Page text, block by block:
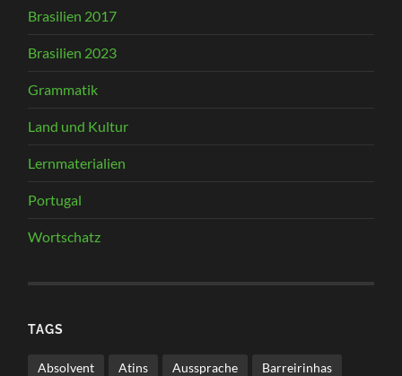
Brasilien 2017
Brasilien 2023
Grammatik
Land und Kultur
Lernmaterialien
Portugal
Wortschatz
TAGS
Absolvent Atins Aussprache Barreirinhas